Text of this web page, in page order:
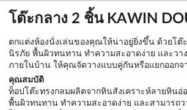
โต๊ะกลาง 2 ชิ้น KAWIN
ตกแต่งห้องนั่งเล่นของคุณให้น่าอยู่ยิ่งขึ้น ด้วยโต๊
นิรภัย พื้นผิวทนทาน ทำความสะอาดง่าย และวา
ภายในบ้าน ให้คุณจัดวางแบบคู่กันหรือแยกออกจ
คุณสมบัติ
ท็อปโต๊ะทรงกลมผลิตจากหินสังเคราะห์ลายหิน
พื้นผิวทนทาน ทำความสะอาดง่าย และสามารถว